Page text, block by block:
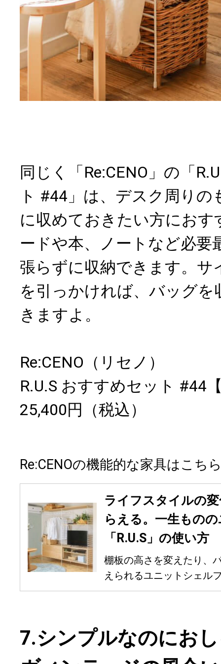
同じく「Re:CENO」の「
ト #44」は、デスク周り
に収めておきたい方におす
ードや本、ノートなど必要
張らずに収納できます。サ
を引っかければ、バッグを
きますよ。
Re:CENO（リセノ）
R.U.S おすすめセット #44
25,400円（税込）
Re:CENOの機能的な家具はこち
ライフスタイルの
らえる。一生もの
「R.U.S」の使い方
棚板の高さを変えたり、
えられるユニットシェル
7.シンプルなのにお